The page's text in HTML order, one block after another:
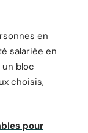
en
salariée en
un bloc
choisis,
pour